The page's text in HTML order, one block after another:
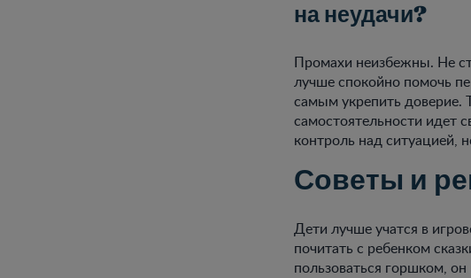
на неудачи?
Промахи неизбежны. Не
лучше спокойно помочь
самым укрепить доверие.
самостоятельности идет
контроль над ситуацией,
Советы и
Дети лучше учатся в
почитать с ребенком
пользоваться горшком,